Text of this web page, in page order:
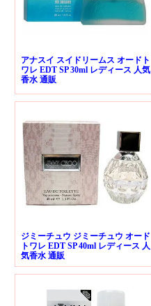
アナスイ スイドリームス オードト
ワレ EDT SP 30ml レディース 人気
香水 通販
ジミーチュウ ジミーチュウ オード
トワレ EDT SP 40ml レディース 人
気香水 通販